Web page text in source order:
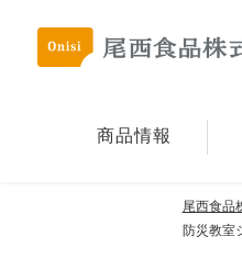
商品情報
尾西食品
防災教室